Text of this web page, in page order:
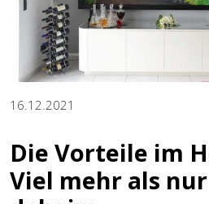
16.12.2021
Die Vorteile im
Viel mehr als